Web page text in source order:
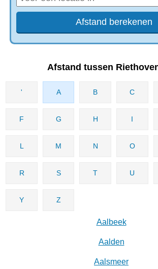
Afstand tussen
' A B C
F G H I
L M N O
R S T U
Y Z
Aalbeek
Aalden
Aalsmeer